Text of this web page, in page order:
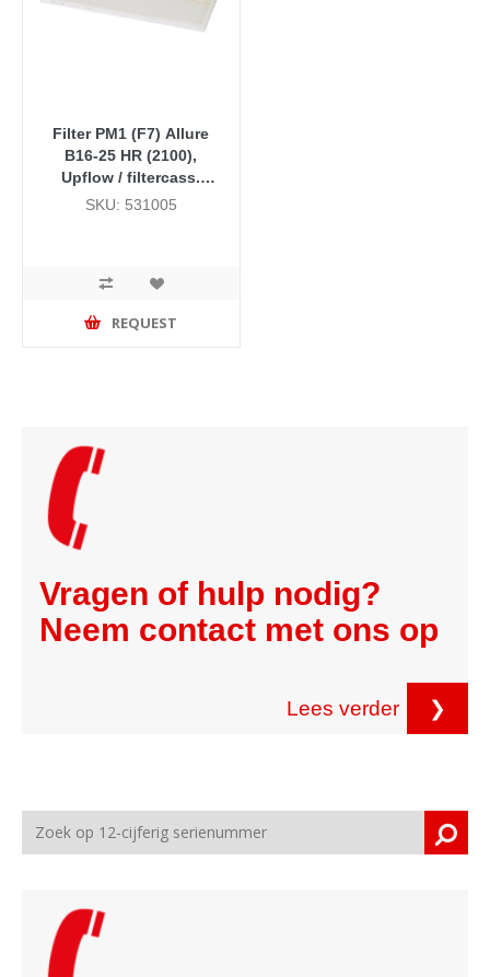
Filter PM1 (F7) Allure
B16-25 HR (2100),
Upflow / filtercass.
zijaansluiting lang
SKU: 531005
REQUEST
Vragen of hulp nodig?
Neem contact met ons op
Lees verder ❯